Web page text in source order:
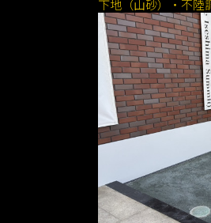
下地（山砂）・不陸